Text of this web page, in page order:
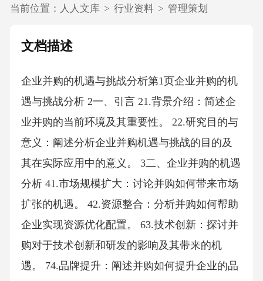
当前位置： 人人文库 > 行业资料 > 管理策划
文档描述
企业并购的机遇与挑战分析第1页企业并购的机
遇与挑战分析 2一、引言 21.背景介绍：简述企
业并购的当前环境及其重要性。 22.研究目的与
意义：阐述分析企业并购机遇与挑战的目的及
其在实际应用中的意义。 3二、企业并购的机遇
分析 41.市场规模扩大：讨论并购如何带来市场
扩张的机遇。 42.资源整合：分析并购如何帮助
企业实现资源优化配置。 63.技术创新：探讨并
购对于技术创新和研发的影响及其带来的机
遇。 74.品牌提升：阐述并购如何提升企业的品